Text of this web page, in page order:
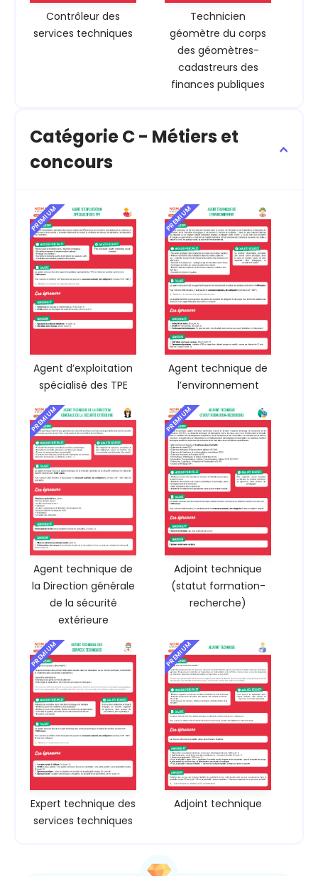
Contrôleur des
services techniques
Technicien
géomètre du corps
des géomètres-
cadastreurs des
finances publiques
Catégorie C - Métiers et
concours
PREMIUM
Agent d’exploitation
spécialisé des TPE
PREMIUM
Agent technique de
l’environnement
PREMIUM
Agent technique de
la Direction générale
de la sécurité
extérieure
PREMIUM
Adjoint technique
(statut formation-
recherche)
PREMIUM
Expert technique des
services techniques
PREMIUM
Adjoint technique